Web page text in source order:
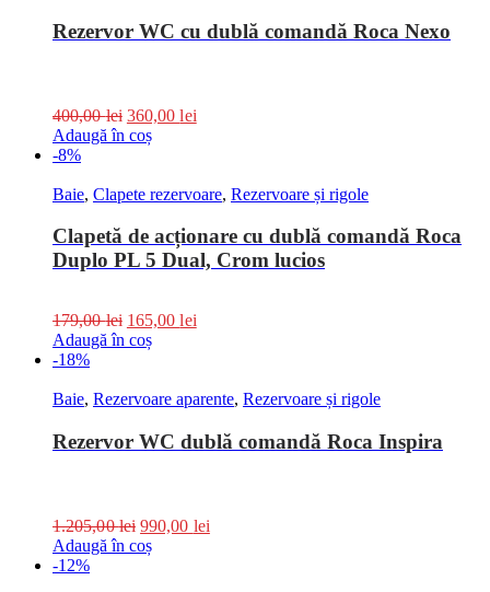
Rezervor WC cu dublă comandă Roca Nexo
400,00lei 360,00lei
Adaugă în coș
-8%
Baie, Clapete rezervoare, Rezervoare și rigole
Clapetă de acționare cu dublă comandă Roca
Duplo PL 5 Dual, Crom lucios
179,00lei 165,00lei
Adaugă în coș
-18%
Baie, Rezervoare aparente, Rezervoare și rigole
Rezervor WC dublă comandă Roca Inspira
1.205,00lei 990,00 lei
Adaugă în coș
-12%